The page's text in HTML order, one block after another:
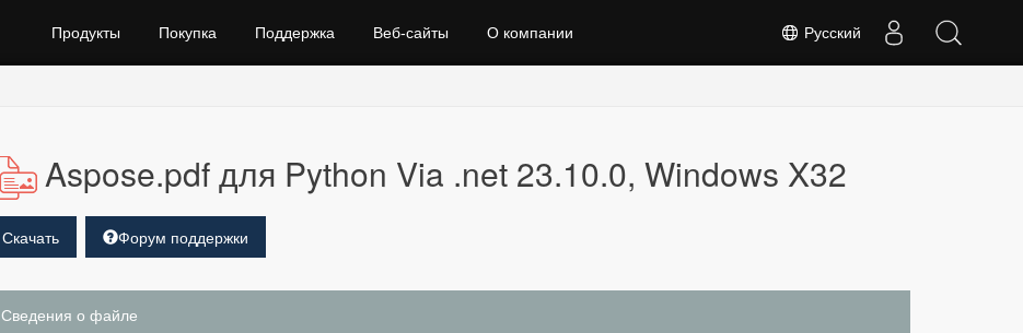
Русский
Продукты Покупка Поддержка Веб‑сайты О компании
Aspose.pdf для Python Via .net 23.10.0, Windows X32
Скачать Форум поддержки
Сведения о файле